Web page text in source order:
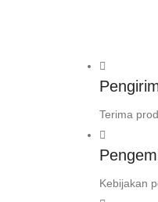
Terima
Kebijakan